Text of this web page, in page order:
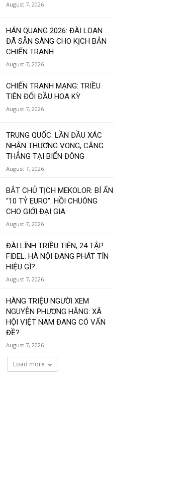
August 7, 2026
HÁN QUANG 2026: ĐÀI LOAN
ĐÃ SẴN SÀNG CHO KỊCH BẢN
CHIẾN TRANH
August 7, 2026
CHIẾN TRANH MẠNG: TRIỀU
TIÊN ĐỐI ĐẦU HOA KỲ
August 7, 2026
TRUNG QUỐC: LẦN ĐẦU XÁC
NHẬN THƯƠNG VONG, CĂNG
THẲNG TẠI BIỂN ĐÔNG
August 7, 2026
BẮT CHỦ TỊCH MEKOLOR: BÍ ẨN
“10 TỶ EURO”. HỒI CHUÔNG
CHO GIỚI ĐẠI GIA
August 7, 2026
ĐÀI LÍNH TRIỀU TIÊN, 24 TẬP
FIDEL: HÀ NỘI ĐANG PHÁT TÍN
HIỆU GÌ?
August 7, 2026
HÀNG TRIỆU NGƯỜI XEM
NGUYỄN PHƯƠNG HẰNG: XÃ
HỘI VIỆT NAM ĐANG CÓ VẤN
ĐỀ?
August 7, 2026
Load more